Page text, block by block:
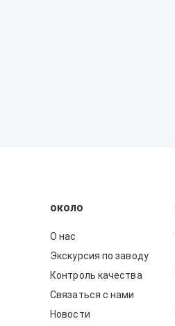
около
О нас
Экскурсия по заводу
Контроль качества
Связаться с нами
Новости